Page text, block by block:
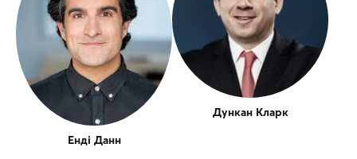
Енді Данн
Дункан Кларк